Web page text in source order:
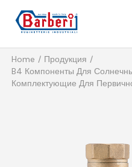
Home
Продукция
B4 Компоненты Для
Комплектующие Для